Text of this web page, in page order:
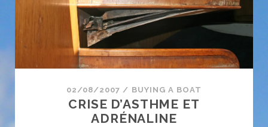
02/08/2007 / BUYING A BOAT
CRISE D’ASTHME ET
ADRÉNALINE